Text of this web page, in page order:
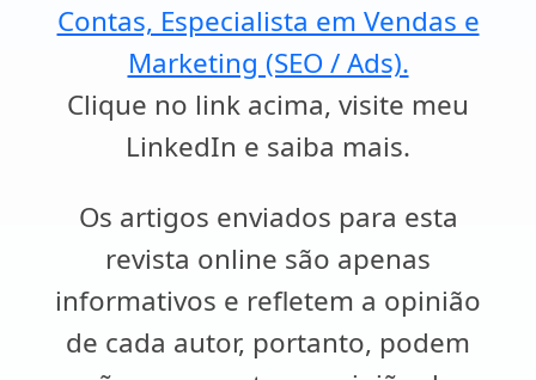
Contas, Especialista em Vendas e
Marketing (SEO / Ads).
Clique no link acima, visite meu
LinkedIn e saiba mais.
Os artigos enviados para esta
revista online são apenas
informativos e refletem a opinião
de cada autor, portanto, podem